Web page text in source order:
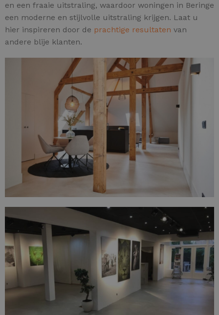
en een fraaie uitstraling, waardoor woningen in Beringe
een moderne en stijlvolle uitstraling krijgen. Laat u
hier inspireren door de prachtige resultaten van
andere blije klanten.